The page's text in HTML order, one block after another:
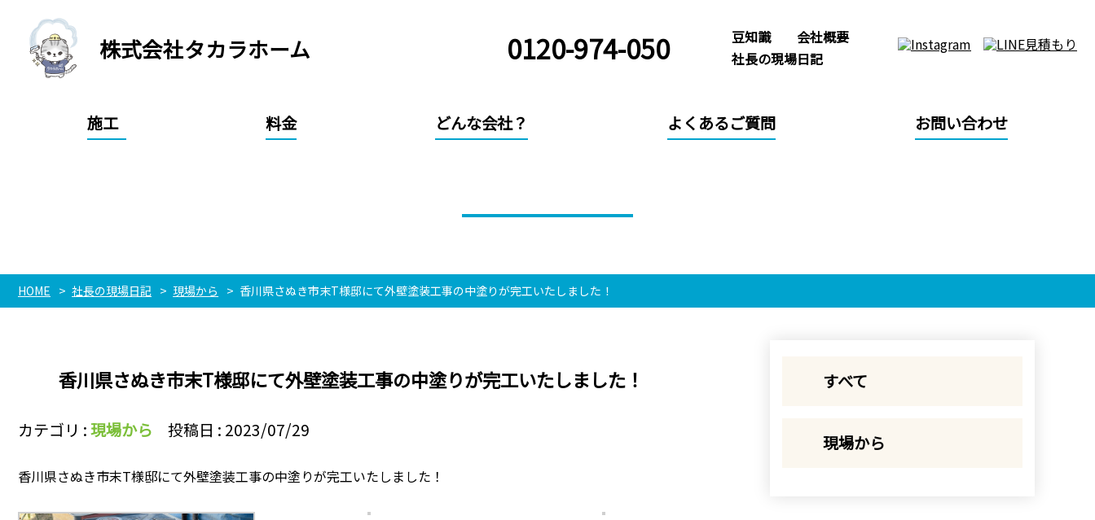
株式会社タカラホーム 0120-974-050 豆知識
会社概要
社長の現場日記
施工 料金 どんな会社？ よくあるご質問 お問い合わせ
HOME 社長の現場日記 現場から 香川県さぬき市末T様邸にて外壁塗装工事の中塗りが完工いたしました！
香川県さぬき市末T様邸にて外壁塗装工事の中塗りが完工いたしました！
カテゴリ :現場から 投稿日 : 2023/07/29
香川県さぬき市末T様邸にて外壁塗装工事の中塗りが完工いたしました！
すべて
現場から